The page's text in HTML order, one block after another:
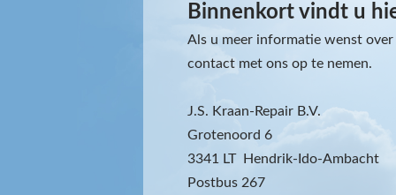
Binnenkort vindt u
Als u meer informatie wenst
contact met ons op te nemen.
J.S. Kraan-Repair B.V.
Grotenoord 6
3341 LT Hendrik-Ido-Ambacht
Postbus 267